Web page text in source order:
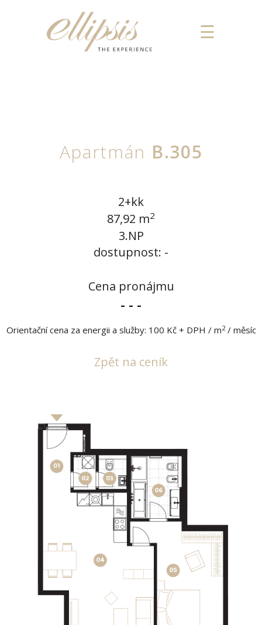
Apartmán B.305
2+kk
87,92 m2
3.NP
dostupnost: -
Cena pronájmu
- - -
Orientační cena za energii a služby: 100 Kč + DPH / m2/ měsíc
Zpět na ceník